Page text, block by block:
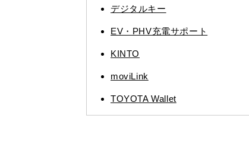
デジタルキー
EV・PHV充電サポート
KINTO
moviLink
TOYOTA Wallet